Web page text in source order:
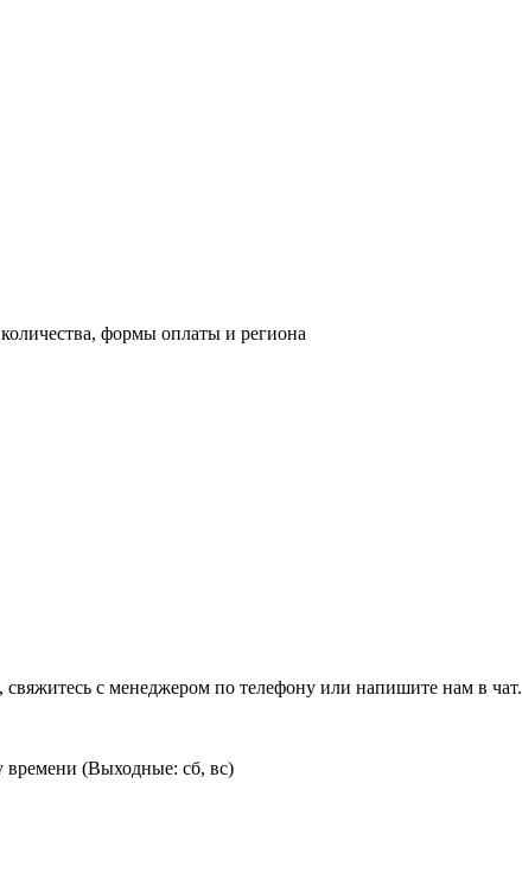
формы оплаты и региона
свяжитесь с менеджером по телефону или напишите нам в чат.
времени (Выходные: сб, вс)